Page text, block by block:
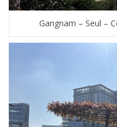
Gangnam – Seul –